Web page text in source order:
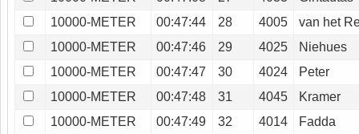
10000-METER
00:47:44 28 4005
van het
10000-METER
00:47:46 29 4025
Niehues
10000-METER
00:47:47 30 4024
Peter
10000-METER
00:47:48 31 4045
Kramer
10000-METER
00:47:49 32 4014
Fadda